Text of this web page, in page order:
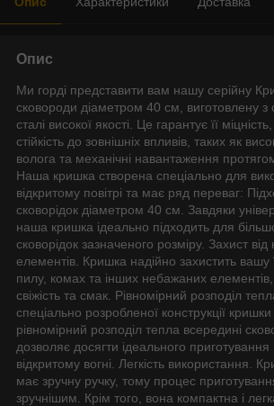
Опис
Ми горді представити вам нашу серійну
сковороди діаметром 40 см, виготовлену з
сталі високої якості. Це гарантує її
стійкість до зовнішніх впливів, таких як
волога та механічні навантаження
Наша кришка створена спеціально для
відкритому повітрі та має ряд переваг:
сковорідок діаметром 40 см. Завдяки
наша кришка ідеально підходить для
сковорідок зазначеного розміру. Захист
елементів. Кришка надійно захистить вашу
пилу, комах та інших небажаних елементів,
свіжість та смак. Рівномірний розподіл
спеціально розробленої конструкції
рівномірний розподіл тепла всередині
дозволяє досягти ідеального приготування
відкритому вогні. Легкість використання.
має зручну ручку, тому процес
зручнішим. Крім того, вона компактна і